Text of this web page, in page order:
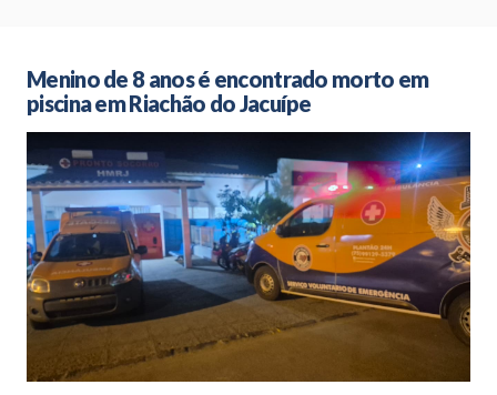
Menino de 8 anos é encontrado morto em
piscina em Riachão do Jacuípe